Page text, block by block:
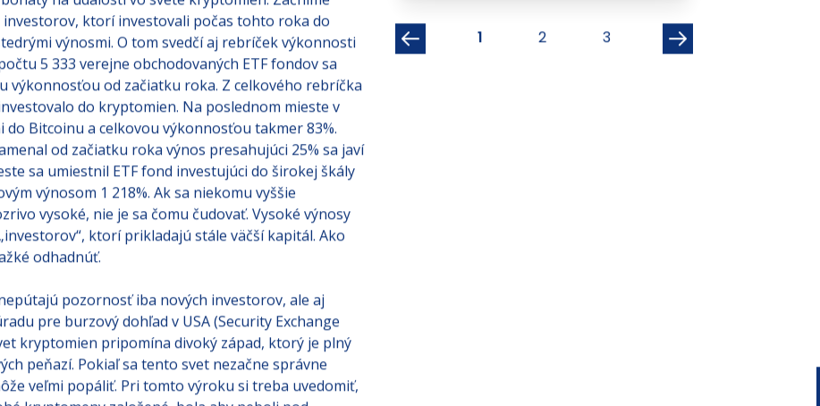
na udalosti vo svete kryptomien. Začnime
ktorí investovali počas tohto roka do
výnosmi. O tom svedčí aj rebríček výkonnosti
5 333 verejne obchodovaných ETF fondov sa
výkonnosťou od začiatku roka. Z celkového rebríčka
do kryptomien. Na poslednom mieste v
Bitcoinu a celkovou výkonnosťou takmer 83%.
od začiatku roka výnos presahujúci 25% sa javí
sa umiestnil ETF fond investujúci do širokej škály
výnosom 1 218%. Ak sa niekomu vyššie
vysoké, nie je sa čomu čudovať. Vysoké výnosy
ktorí prikladajú stále väčší kapitál. Ako
odhadnúť.
pozornosť iba nových investorov, ale aj
pre burzový dohľad v USA (Security Exchange
kryptomien pripomína divoký západ, ktorý je plný
peňazí. Pokiaľ sa tento svet nezačne správne
veľmi popáliť. Pri tomto výroku si treba uvedomiť,
1 2 3